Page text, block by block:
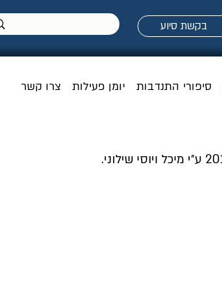
בקשת סיוע
סיפורי התנדבות יומן פעילות צרו קשר